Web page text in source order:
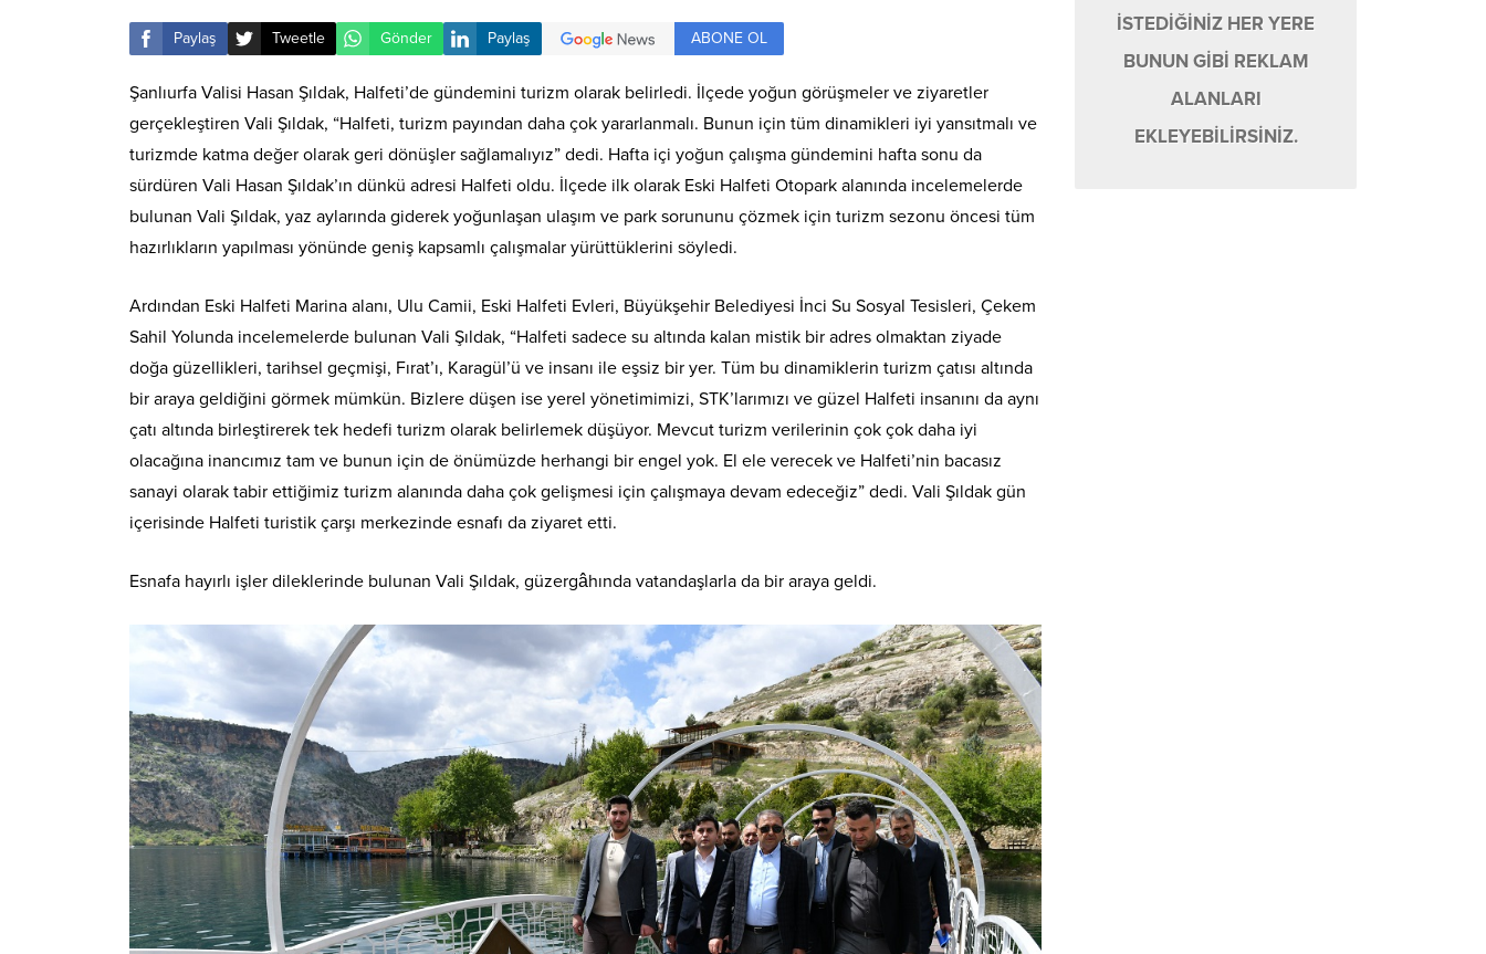
Paylaş Tweetle Gönder Paylaş ABONE OL
Şanlıurfa Valisi Hasan Şıldak, Halfeti’de gündemini turizm olarak belirledi. İlçede yoğun görüşmeler ve ziyaretler
gerçekleştiren Vali Şıldak, “Halfeti, turizm payından daha çok yararlanmalı. Bunun için tüm dinamikleri iyi yansıtmalı ve
turizmde katma değer olarak geri dönüşler sağlamalıyız” dedi. Hafta içi yoğun çalışma gündemini hafta sonu da
sürdüren Vali Hasan Şıldak’ın dünkü adresi Halfeti oldu. İlçede ilk olarak Eski Halfeti Otopark alanında incelemelerde
bulunan Vali Şıldak, yaz aylarında giderek yoğunlaşan ulaşım ve park sorununu çözmek için turizm sezonu öncesi tüm
hazırlıkların yapılması yönünde geniş kapsamlı çalışmalar yürüttüklerini söyledi.
Ardından Eski Halfeti Marina alanı, Ulu Camii, Eski Halfeti Evleri, Büyükşehir Belediyesi İnci Su Sosyal Tesisleri, Çekem
Sahil Yolunda incelemelerde bulunan Vali Şıldak, “Halfeti sadece su altında kalan mistik bir adres olmaktan ziyade
doğa güzellikleri, tarihsel geçmişi, Fırat’ı, Karagül’ü ve insanı ile eşsiz bir yer. Tüm bu dinamiklerin turizm çatısı altında
bir araya geldiğini görmek mümkün. Bizlere düşen ise yerel yönetimimizi, STK’larımızı ve güzel Halfeti insanını da aynı
çatı altında birleştirerek tek hedefi turizm olarak belirlemek düşüyor. Mevcut turizm verilerinin çok çok daha iyi
olacağına inancımız tam ve bunun için de önümüzde herhangi bir engel yok. El ele verecek ve Halfeti’nin bacasız
sanayi olarak tabir ettiğimiz turizm alanında daha çok gelişmesi için çalışmaya devam edeceğiz” dedi. Vali Şıldak gün
içerisinde Halfeti turistik çarşı merkezinde esnafı da ziyaret etti.
Esnafa hayırlı işler dileklerinde bulunan Vali Şıldak, güzergâhında vatandaşlarla da bir araya geldi.
İSTEDİĞİNİZ HER YERE
BUNUN GİBİ REKLAM
ALANLARI
EKLEYEBİLİRSİNİZ.